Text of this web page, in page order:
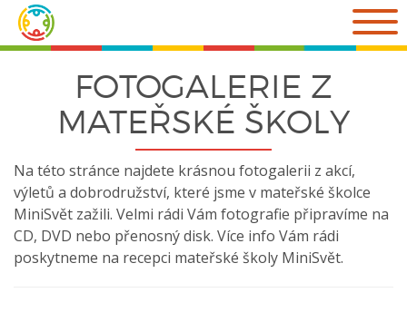
Přejít
obsahu
FOTOGALERIE Z
MATEŘSKÉ ŠKOLY
Na této stránce najdete krásnou fotogalerii z akcí,
výletů a dobrodružství, které jsme v mateřské školce
MiniSvět zažili. Velmi rádi Vám fotografie připravíme na
CD, DVD nebo přenosný disk. Více info Vám rádi
poskytneme na recepci mateřské školy MiniSvět.